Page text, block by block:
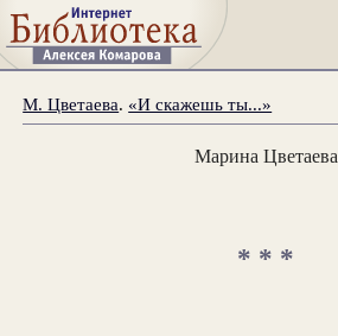
М. Цветаева. «И скажешь ты...»
Марина Цветаева
* * *